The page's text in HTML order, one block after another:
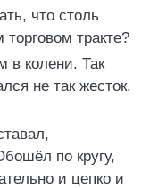
что столь
тракте?
в колени. Так
не так жесток.
по кругу,
и цепко и